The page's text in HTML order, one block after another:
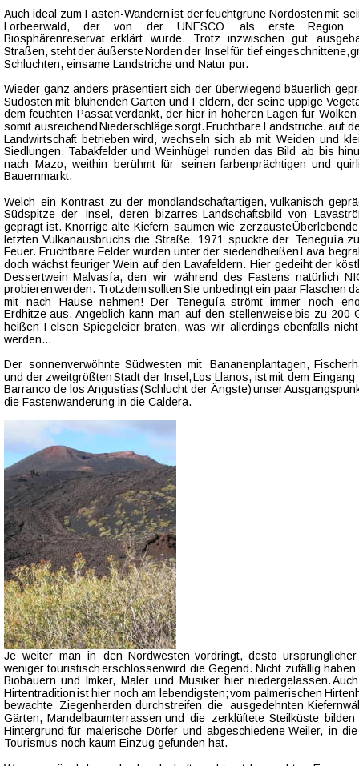
Auch ideal zum Fasten-Wandern ist der feuchtgrüne Nordosten mit
Lorbeerwald, der von der UNESCO als erste
Biosphärenreservat erklärt wurde. Trotz inzwischen gut
Straßen, steht der äußerste Norden der Insel für tief eingeschnittene,
Schluchten, einsame Landstriche und Natur pur.
Wieder ganz anders präsentiert sich der überwiegend bäuerlich
Südosten mit blühenden Gärten und Feldern, der seine üppige
dem feuchten Passat verdankt, der hier in höheren Lagen für
somit ausreichend Niederschläge sorgt. Fruchtbare Landstriche, auf
Landwirtschaft betrieben wird, wechseln sich ab mit Weiden und
Siedlungen. Tabakfelder und Weinhügel runden das Bild ab bis
nach Mazo, weithin berühmt für seinen farbenprächtigen und
Bauernmarkt.
Welch ein Kontrast zu der mondlandschaftartigen, vulkanisch
Südspitze der Insel, deren bizarres Landschaftsbild von
geprägt ist. Knorrige alte Kiefern säumen wie zerzauste
letzten Vulkanausbruchs die Straße. 1971 spuckte der Teneguía
Feuer. Fruchtbare Felder wurden unter der siedendheißen Lava
doch wächst feuriger Wein auf den Lavafeldern. Hier gedeiht der
Dessertwein Malvasía, den wir während des Fastens natürlich
probieren werden. Trotzdem sollten Sie unbedingt ein paar Flaschen
mit nach Hause nehmen! Der Teneguía strömt immer noch
Erdhitze aus. Angeblich kann man auf den stellenweise bis zu 200
heißen Felsen Spiegeleier braten, was wir allerdings ebenfalls
werden…
Der sonnenverwöhnte Südwesten mit Bananenplantagen,
und der zweitgrößten Stadt der Insel, Los Llanos, ist mit dem
Barranco de los Angustias (Schlucht der Ängste) unser
die Fastenwanderung in die Caldera.
Je weiter man in den Nordwesten vordringt, desto
weniger touristisch erschlossen wird die Gegend. Nicht zufällig
Biobauern und Imker, Maler und Musiker hier niedergelassen.
Hirtentradition ist hier noch am lebendigsten; vom palmerischen
bewachte Ziegenherden durchstreifen die ausgedehnten
Gärten, Mandelbaumterrassen und die zerklüftete Steilküste
Hintergrund für malerische Dörfer und abgeschiedene Weiler, in
Tourismus noch kaum Einzug gefunden hat.